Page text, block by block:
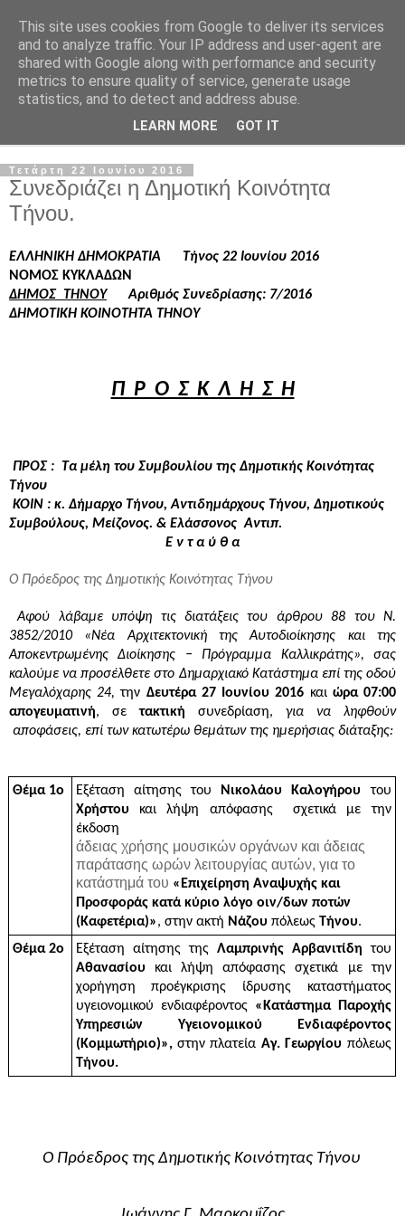
Τετάρτη 22 Ιουνίου 2016
Συνεδριάζει η Δημοτική Κοινότητα
Τήνου.
ΕΛΛΗΝΙΚΗ ΔΗΜΟΚΡΑΤΙΑ
Τήνος 22 Ιουνίου 2016
ΝΟΜΟΣ ΚΥΚΛΑΔΩΝ
ΔΗΜΟΣ  ΤΗΝΟΥ
Αριθμός Συνεδρίασης: 7/2016
ΔΗΜΟΤΙΚΗ ΚΟΙΝΟΤΗΤΑ ΤΗΝΟΥ
Π  Ρ  Ο  Σ  Κ  Λ  Η  Σ  Η
Τήνου
Συμβούλους, Μείζονος. & Ελάσσονος  Αντιπ.
Ε ν τ α ύ θ α
Ο Πρόεδρος της Δημοτικής Κοινότητας Τήνου
Αφού λάβαμε υπόψη τις διατάξεις του άρθρου 88 του Ν.
3852/2010 «Νέα Αρχιτεκτονική της Αυτοδιοίκησης και της
Αποκεντρωμένης Διοίκησης − Πρόγραμμα Καλλικράτης», σας
καλούμε να προσέλθετε στο Δημαρχιακό Κατάστημα επί της οδού
Μεγαλόχαρης 24, την Δευτέρα 27 Ιουνίου 2016 και ώρα 07:00
απογευματινή, σε τακτική συνεδρίαση, για να ληφθούν
αποφάσεις, επί των κατωτέρω θεμάτων της ημερήσιας διάταξης:
Θέμα 1ο Εξέταση αίτησης του Νικολάου Καλογήρου του
Χρήστου και λήψη απόφασης  σχετικά με την
έκδοση
άδειας χρήσης μουσικών οργάνων και άδειας
παράτασης ωρών λειτουργίας αυτών, για το
κατάστημά του «Επιχείρηση Αναψυχής και
Προσφοράς κατά κύριο λόγο οιν/δων ποτών
(Καφετέρια)», στην ακτή Νάζου πόλεως Τήνου.
Θέμα 2ο
Εξέταση αίτησης της Λαμπρινής Αρβανιτίδη
Αθανασίου και λήψη απόφασης σχετικά με την
χορήγηση προέγκρισης ίδρυσης καταστήματος
υγειονομικού ενδιαφέροντος «Κατάστημα Παροχής
Υπηρεσιών Υγειονομικού Ενδιαφέροντος
(Κομμωτήριο)», στην πλατεία Αγ. Γεωργίου
πόλεως
Τήνου.
Ο Πρόεδρος της Δημοτικής Κοινότητας Τήνου
This site uses cookies from Google to deliver its services
and to analyze traffic. Your IP address and user-agent are
shared with Google along with performance and security
metrics to ensure quality of service, generate usage
statistics, and to detect and address abuse.
LEARN MORE GOT IT